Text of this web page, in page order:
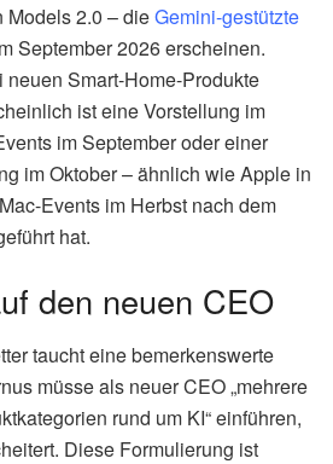
Models 2.0 – dieGemini-gestützte
September 2026 erscheinen.
Smart-Home-Produkte
ist eine Vorstellung im
im September oder einer
im Oktober – ähnlich wie Apple in
Events im Herbst nach dem
hat.
den neuen CEO
taucht eine bemerkenswerte
müsse als neuer CEO „mehrere
rund um KI“ einführen,
Diese Formulierung ist